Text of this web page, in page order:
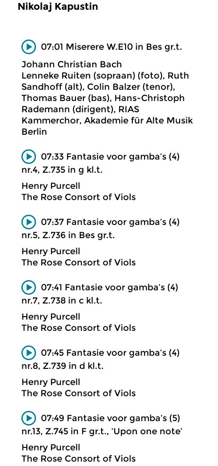
Nikolaj Kapustin
07:01 Miserere W.E10 in Bes gr.t.
Johann Christian Bach
Lenneke Ruiten (sopraan) (foto), Ruth
Sandhoff (alt), Colin Balzer (tenor),
Thomas Bauer (bas), Hans-Christoph
Rademann (dirigent), RIAS
Kammerchor, Akademie für Alte Musik
Berlin
07:33 Fantasie voor gamba’s (4)
nr.4, Z.735 in g kl.t.
Henry Purcell
The Rose Consort of Viols
07:37 Fantasie voor gamba’s (4)
nr.5, Z.736 in Bes gr.t.
Henry Purcell
The Rose Consort of Viols
07:41 Fantasie voor gamba’s (4)
nr.7, Z.738 in c kl.t.
Henry Purcell
The Rose Consort of Viols
07:45 Fantasie voor gamba’s (4)
nr.8, Z.739 in d kl.t.
Henry Purcell
The Rose Consort of Viols
07:49 Fantasie voor gamba’s (5)
nr.13, Z.745 in F gr.t., ‘Upon one note’
Henry Purcell
The Rose Consort of Viols